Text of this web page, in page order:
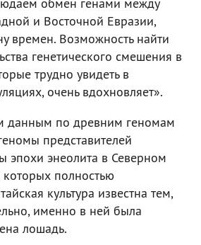
и Восточной Евразии,
времен. Возможность найти
генетического смешения в
трудно увидеть в
очень вдохновляет».
данным по древним геномам
представителей
эпохи энеолита в Северном
которых полностью
культура известна тем,
именно в ней была
лошадь.